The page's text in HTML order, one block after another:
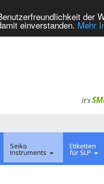
der
einverstanden. Mehr
it'sSM
Seiko
Instruments
Etiketten
für SLP